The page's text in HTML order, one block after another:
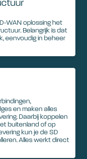
WAN oplossing het
Belangrijk is dat
eenvoudig in beheer
en maken alles
Daarbij koppelen
buitenland of op
kun je de SD
Alles werkt direct